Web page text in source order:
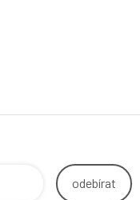
odebírat